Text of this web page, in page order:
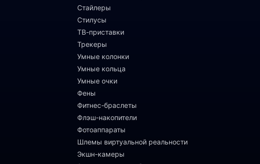
Стайлеры
Стилусы
ТВ-приставки
Трекеры
Умные колонки
Умные кольца
Умные очки
Фены
Фитнес-браслеты
Флэш-накопители
Фотоаппараты
Шлемы виртуальной реальности
Экшн-камеры